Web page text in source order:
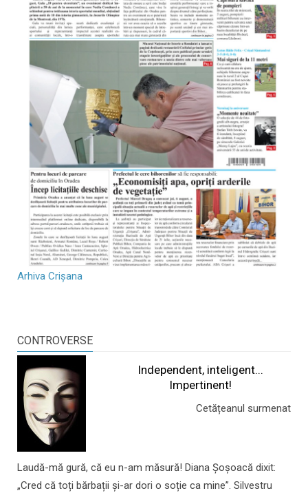
Arhiva Crișana
CONTROVERSE
Independent, inteligent...
Impertinent!
Cetățeanul surmenat
Laudă-mă gură, că eu n-am măsură! Diana Șoșoacă dixit:
„Cred că toți bărbații și-ar dori o soție ca mine”. Silvestru